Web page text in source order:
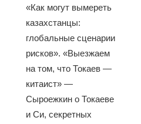
«Как могут вымереть
казахстанцы:
глобальные сценарии
рисков». «Выезжаем
на том, что Токаев —
китаист» —
Сыроежкин о Токаеве
и Си, секретных